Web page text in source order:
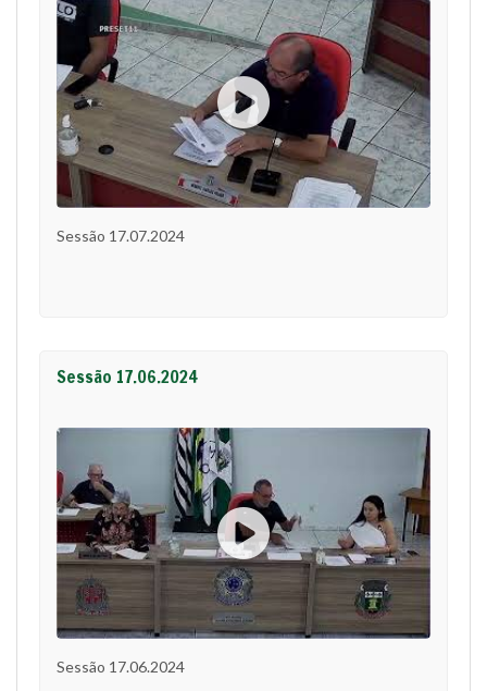
Sessão 17.07.2024
Sessão 17.06.2024
Sessão 17.06.2024